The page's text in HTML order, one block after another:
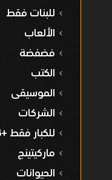
للبنات فقط
الألعاب
فضفضة
الكتب
الموسيقى
الشركات
للكبار فقط +18
ماركيتينج
الحيوانات